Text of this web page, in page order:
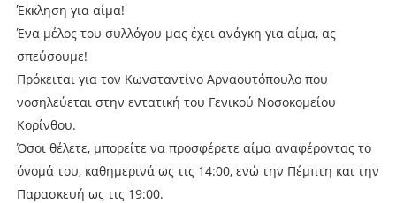
Έκκληση για αίμα!
Ένα μέλος του συλλόγου μας έχει ανάγκη για αίμα, ας
σπεύσουμε!
Πρόκειται για τον Κωνσταντίνο Αρναουτόπουλο που
νοσηλεύεται στην εντατική του Γενικού Νοσοκομείου
Κορίνθου.
Όσοι θέλετε, μπορείτε να προσφέρετε αίμα αναφέροντας το
όνομά του, καθημερινά ως τις 14:00, ενώ την Πέμπτη και την
Παρασκευή ως τις 19:00.